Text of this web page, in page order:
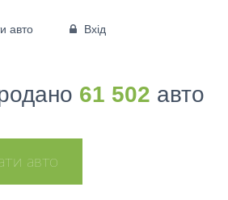
авто Вхід
61 502 авто
авто